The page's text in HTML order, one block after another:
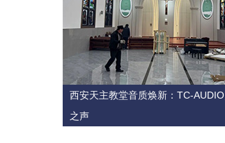
西安天主教堂音质焕新：TC-
之声